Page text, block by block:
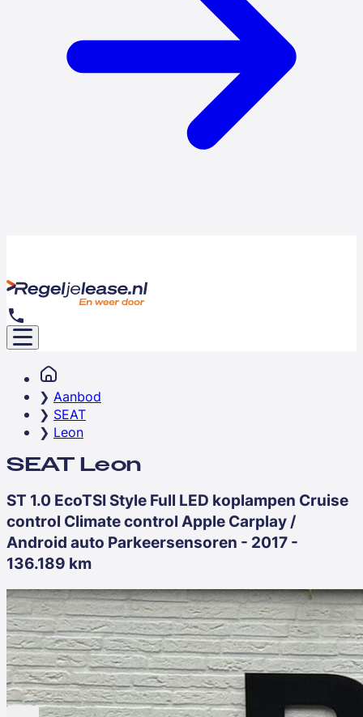
Aanbod
SEAT
Leon
SEAT Leon
ST 1.0 EcoTSI Style Full LED koplampen Cruise
control Climate control Apple Carplay /
Android auto Parkeersensoren - 2017 -
136.189 km